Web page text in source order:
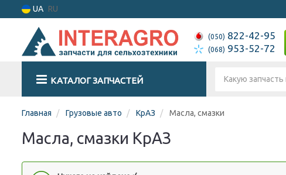
UA RU
(050) 822-42-95
(068) 953-52-72
КАТАЛОГ ЗАПЧАСТЕЙ
Главная Грузовые авто КрАЗ Масла, смазки
Масла, смазки КрАЗ